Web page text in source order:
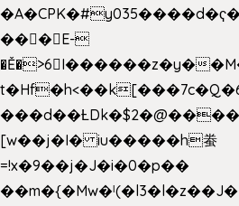
���E-
�Ě�>6򁊔I������z�y�
[w��j�I� iu�����h䖭
=!x�9��j�J�i�0�p��